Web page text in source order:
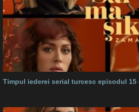
Timpul iederei serial turcesc episodul 15